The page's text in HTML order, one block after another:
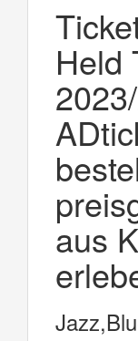
Held
aus